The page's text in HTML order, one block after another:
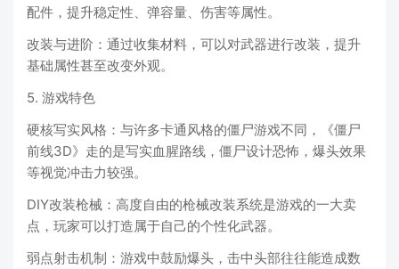
配件，提升稳定性、弹容量、伤害等属性。
改装与进阶：通过收集材料，可以对武器进行改装，提升
基础属性甚至改变外观。
5. 游戏特色
硬核写实风格：与许多卡通风格的僵尸游戏不同，《僵尸
前线3D》走的是写实血腥路线，僵尸设计恐怖，爆头效果
等视觉冲击力较强。
DIY改装枪械：高度自由的枪械改装系统是游戏的一大卖
点，玩家可以打造属于自己的个性化武器。
弱点射击机制：游戏中鼓励爆头，击中头部往往能造成数